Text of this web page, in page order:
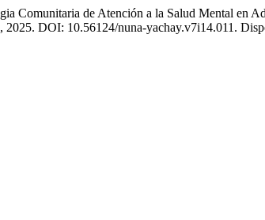
de Atención a la Salud Mental en
2025. DOI: 10.56124/nuna-yachay.v7i14.011.